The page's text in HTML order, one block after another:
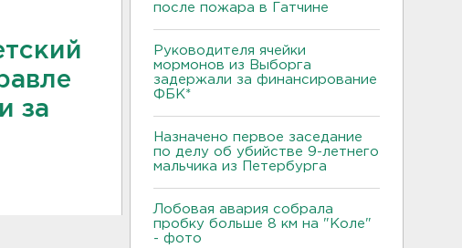
за
после пожара в Гатчине
Руководителя ячейки
мормонов из Выборга
задержали за финансирование
ФБК*
Назначено первое заседание
по делу об убийстве 9-летнего
мальчика из Петербурга
Лобовая авария собрала
пробку больше 8 км на "Коле"
- фото